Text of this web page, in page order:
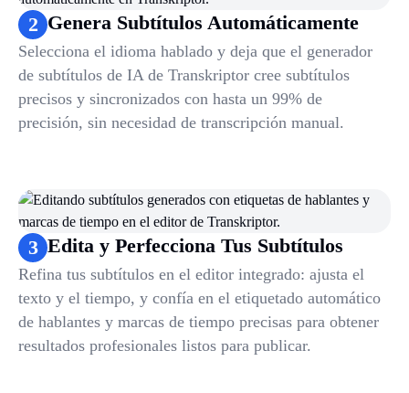
2 Genera Subtítulos Automáticamente
Selecciona el idioma hablado y deja que el generador
de subtítulos de IA de Transkriptor cree subtítulos
precisos y sincronizados con hasta un 99% de
precisión, sin necesidad de transcripción manual.
3 Edita y Perfecciona Tus Subtítulos
Refina tus subtítulos en el editor integrado: ajusta el
texto y el tiempo, y confía en el etiquetado automático
de hablantes y marcas de tiempo precisas para obtener
resultados profesionales listos para publicar.